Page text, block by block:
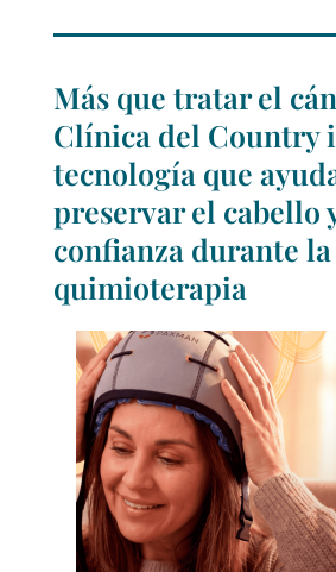
Más que tratar el
Clínica del Country
tecnología que
preservar el cabello
confianza durante la
quimioterapia